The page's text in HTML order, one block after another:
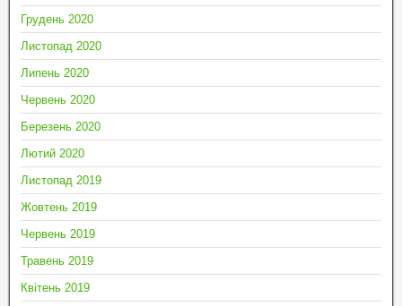
Грудень 2020
Листопад 2020
Липень 2020
Червень 2020
Березень 2020
Лютий 2020
Листопад 2019
Жовтень 2019
Червень 2019
Травень 2019
Квітень 2019